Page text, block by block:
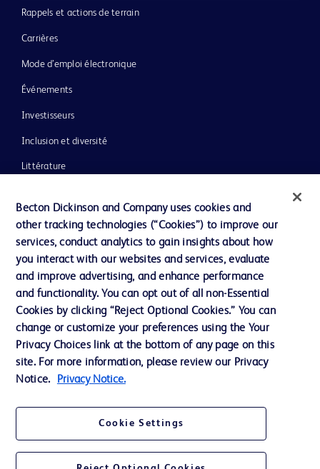
Rappels et actions de terrain
Carrières
Mode d’emploi électronique
Événements
Investisseurs
Inclusion et diversité
Littérature
Notre entreprise
Éthique et conformité
Assistance
Nous contacter
Préférences en matière de cookies
Confidentialité
Accessibilité du site Web
Becton Dickinson and Company uses cookies and
other tracking technologies (“Cookies”) to improve our
services, conduct analytics to gain insights about how
you interact with our websites and services, evaluate
and improve advertising, and enhance performance
and functionality. You can opt out of all non-Essential
Cookies by clicking “Reject Optional Cookies.” You can
change or customize your preferences using the Your
Privacy Choices link at the bottom of any page on this
site. For more information, please review our Privacy
Notice.
Privacy Notice.
Cookie Settings